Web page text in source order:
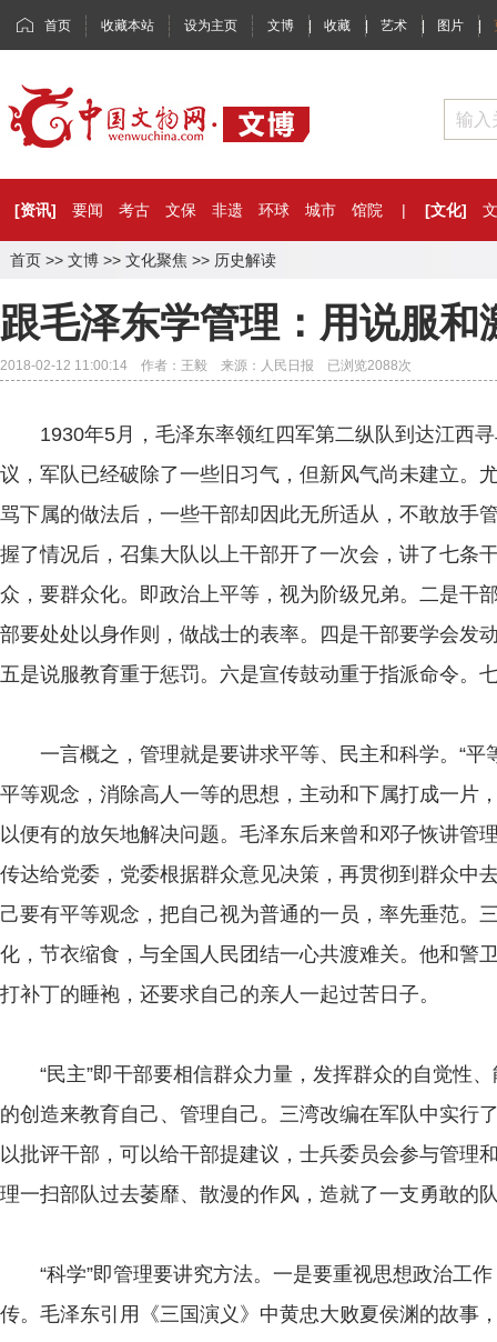
首页 收藏本站 设为主页 文博 | 收藏 | 艺术 | 图片 |
[资讯] 要闻 考古 文保 非遗 环球 城市 馆院 | [文化]
首页 >> 文博 >> 文化聚焦 >> 历史解读
跟毛泽东学管理：用说服和
2018-02-12 11:00:14 作者：王毅 来源：人民日报 已浏览2088次
1930年5月，毛泽东率领红四军第二纵队到达江西寻
议，军队已经破除了一些旧习气，但新风气尚未建立。
骂下属的做法后，一些干部却因此无所适从，不敢放手
握了情况后，召集大队以上干部开了一次会，讲了七条
众，要群众化。即政治上平等，视为阶级兄弟。二是干
部要处处以身作则，做战士的表率。四是干部要学会发
五是说服教育重于惩罚。六是宣传鼓动重于指派命令。
一言概之，管理就是要讲求平等、民主和科学。“平
平等观念，消除高人一等的思想，主动和下属打成一片
以便有的放矢地解决问题。毛泽东后来曾和邓子恢讲管
传达给党委，党委根据群众意见决策，再贯彻到群众中
己要有平等观念，把自己视为普通的一员，率先垂范。
化，节衣缩食，与全国人民团结一心共渡难关。他和警
打补丁的睡袍，还要求自己的亲人一起过苦日子。
“民主”即干部要相信群众力量，发挥群众的自觉性、
的创造来教育自己、管理自己。三湾改编在军队中实行
以批评干部，可以给干部提建议，士兵委员会参与管理
理一扫部队过去萎靡、散漫的作风，造就了一支勇敢的
“科学”即管理要讲究方法。一是要重视思想政治工作
传。毛泽东引用《三国演义》中黄忠大败夏侯渊的故事